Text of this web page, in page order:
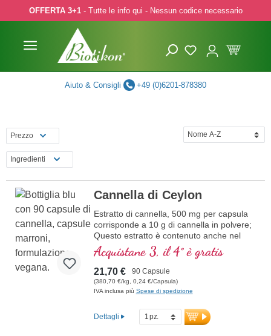
to main content
Skip to search
Skip to main navigation
OFFERTA 3+1- Tutte le info qui - Nessun codice necessario
Aiuto & Consigli +49 (0)6201-878380
Prezzo
Ingredienti
Cannella di Ceylon
Estratto di cannella, 500 mg per capsula
corrisponde a 10 g di cannella in polvere;
Questo estratto è contenuto anche nel
nostro prodotto Regolatore della Glicemia.
Acquistane 3, il 4° è gratis
21,70 € 90 Capsule
(380,70 €/kg, 0,24 €/Capsula)
IVA inclusa più Spese di spedizione
Dettagli